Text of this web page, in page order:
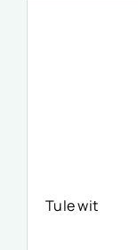
Tule wit